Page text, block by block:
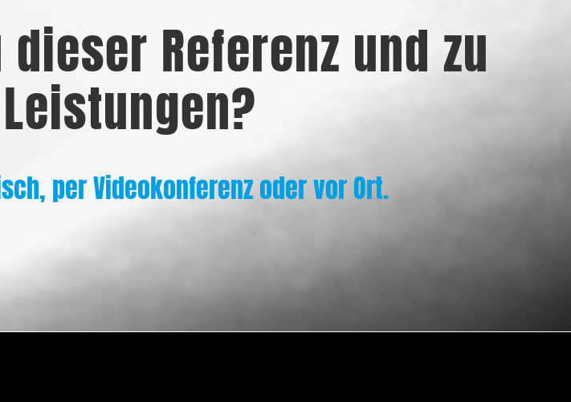
Referenz und zu
per Videokonferenz oder vor Ort.